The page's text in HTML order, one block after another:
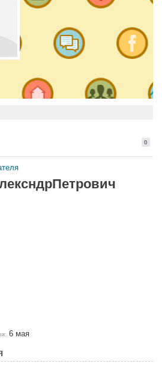
0
6 мая